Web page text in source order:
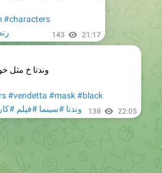
#characters
143 21:17
وندتا خ مثل
#vendetta #mask#black
#وندتا #سینما #فیلم 138 22:05